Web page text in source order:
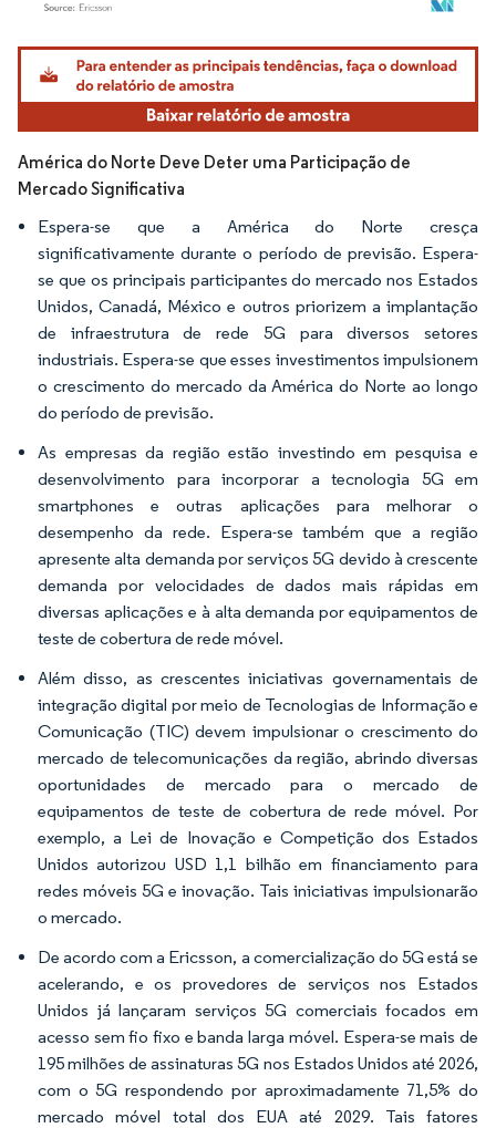
Imagem © Mordor Intelligence. O reuso requer atribuição conforme CC BY 4.0.
América do Norte Deve Deter uma Participação de
Mercado Significativa
Espera-se que a América do Norte cresça
significativamente durante o período de previsão. Espera-
se que os principais participantes do mercado nos Estados
Unidos, Canadá, México e outros priorizem a implantação
de infraestrutura de rede 5G para diversos setores
industriais. Espera-se que esses investimentos impulsionem
o crescimento do mercado da América do Norte ao longo
do período de previsão.
As empresas da região estão investindo em pesquisa e
desenvolvimento para incorporar a tecnologia 5G em
smartphones e outras aplicações para melhorar o
desempenho da rede. Espera-se também que a região
apresente alta demanda por serviços 5G devido à crescente
demanda por velocidades de dados mais rápidas em
diversas aplicações e à alta demanda por equipamentos de
teste de cobertura de rede móvel.
Além disso, as crescentes iniciativas governamentais de
integração digital por meio de Tecnologias de Informação e
Comunicação (TIC) devem impulsionar o crescimento do
mercado de telecomunicações da região, abrindo diversas
oportunidades de mercado para o mercado de
equipamentos de teste de cobertura de rede móvel. Por
exemplo, a Lei de Inovação e Competição dos Estados
Unidos autorizou USD 1,1 bilhão em financiamento para
redes móveis 5G e inovação. Tais iniciativas impulsionarão
o mercado.
De acordo com a Ericsson, a comercialização do 5G está se
acelerando, e os provedores de serviços nos Estados
Unidos já lançaram serviços 5G comerciais focados em
acesso sem fio fixo e banda larga móvel. Espera-se mais de
195 milhões de assinaturas 5G nos Estados Unidos até 2026,
com o 5G respondendo por aproximadamente 71,5% do
mercado móvel total dos EUA até 2029. Tais fatores